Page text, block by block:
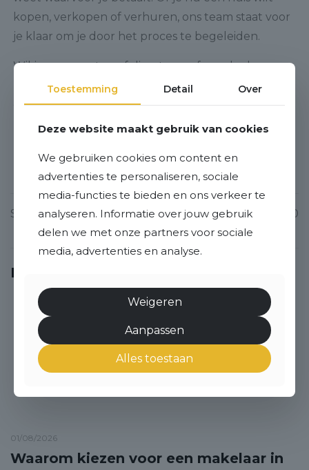
kopen, verkopen of verhuren, ons team staat voor
je klaar om je door het proces te begeleiden.
Wil je meer weten of direct een afspraak plannen
met de experts van Rick Real Estate? Neem gerust
contact met ons op of bezoek onze website via
Rick Real Estate.nl. We kijken ernaar uit om je te
zetten!
Share 0
Related posts
01/08/2026
Waarom kiezen voor een makelaar in
Toestemming Detail Over
Deze website maakt gebruik van cookies
We gebruiken cookies om content en
advertenties te personaliseren, sociale
media-functies te bieden en ons verkeer te
analyseren. Informatie over jouw gebruik
delen we met onze partners voor sociale
media, advertenties en analyse.
Weigeren
Aanpassen
Alles toestaan